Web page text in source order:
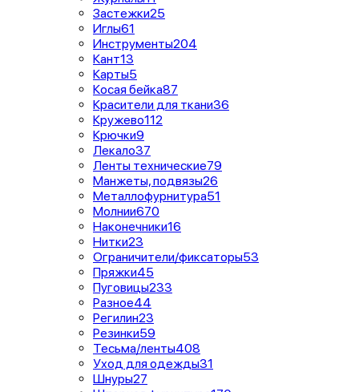
Застежки25
Иглы61
Инструменты204
Кант13
Карты5
Косая бейка87
Красители для ткани36
Кружево112
Крючки9
Лекало37
Ленты технические79
Манжеты, подвязы26
Металлофурнитура51
Молнии670
Наконечники16
Нитки23
Ограничители/фиксаторы53
Пряжки45
Пуговицы233
Разное44
Регилин23
Резинки59
Тесьма/ленты408
Уход для одежды31
Шнуры27